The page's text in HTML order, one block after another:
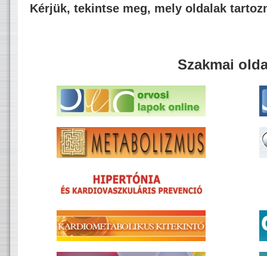
Kérjük, tekintse meg, mely oldalak
Szakmai